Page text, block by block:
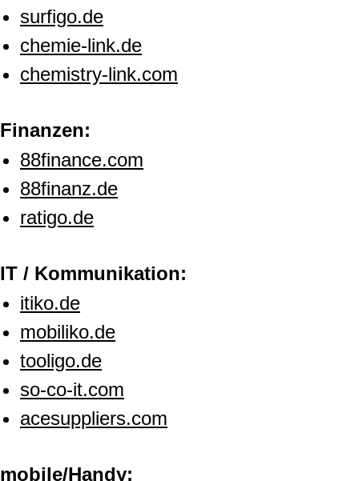
surfigo.de
chemie-link.de
chemistry-link.com
Finanzen:
88finance.com
88finanz.de
ratigo.de
IT / Kommunikation:
itiko.de
mobiliko.de
tooligo.de
so-co-it.com
acesuppliers.com
mobile/Handy: